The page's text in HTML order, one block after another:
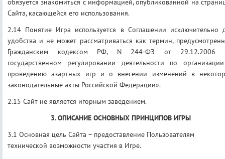
Сайта, касающейся его использования.
2.14 Понятие Игра используется в Соглашении исключительно
удобства и не может рассматриваться как термин,
Гражданским кодексом РФ, N 244-ФЗ от 29.12.2006
государственном регулировании деятельности по
проведению азартных игр и о внесении изменений в
законодательные акты Российской Федерации».
2.15 Сайт не является игорным заведением.
3. ОПИСАНИЕ ОСНОВНЫХ ПРИНЦИПОВ ИГРЫ
3.1 Основная цель Сайта – предоставление Пользователям
технической возможности участия в Игре.